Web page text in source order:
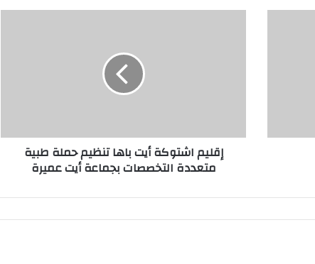
إقليم اشتوكة أيت باها تنظيم حملة طبية
متعددة التخصصات بجماعة أيت عميرة